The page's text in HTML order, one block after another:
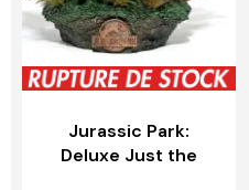
Jurassic Park:
Deluxe Just the